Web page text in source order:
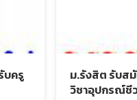
ม.รังสิต รับสมั
วิชาอุปกรณ์ชี